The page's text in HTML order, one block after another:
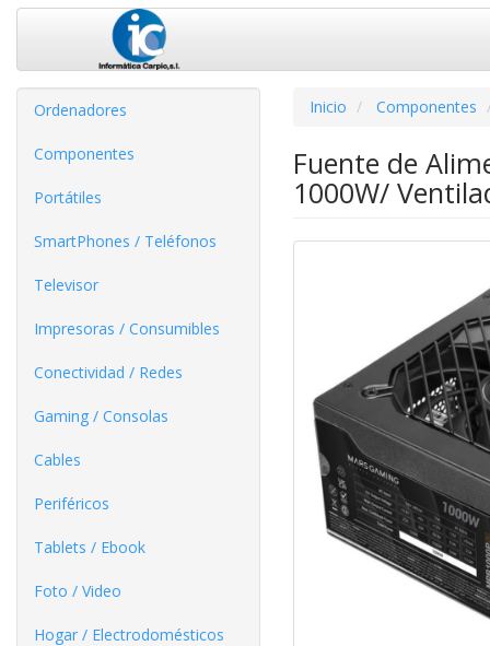
Ordenadores
Componentes
Portátiles
SmartPhones / Teléfonos
Televisor
Impresoras / Consumibles
Conectividad / Redes
Gaming / Consolas
Cables
Periféricos
Tablets / Ebook
Foto / Video
Hogar / Electrodomésticos
Inicio Componentes
Fuente de
1000W/